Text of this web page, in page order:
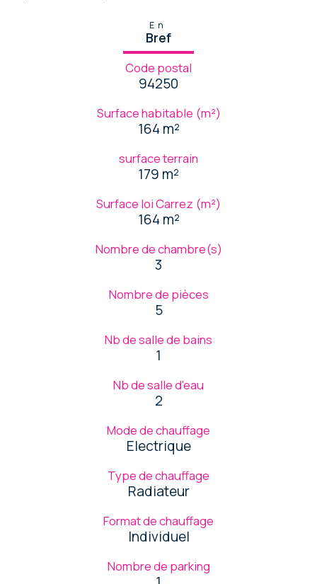
En
Bref
Code postal
94250
Surface habitable (m²)
164 m²
surface terrain
179 m²
Surface loi Carrez (m²)
164 m²
Nombre de chambre(s)
3
Nombre de pièces
5
Nb de salle de bains
1
Nb de salle d'eau
2
Mode de chauffage
Electrique
Type de chauffage
Radiateur
Format de chauffage
Individuel
Nombre de parking